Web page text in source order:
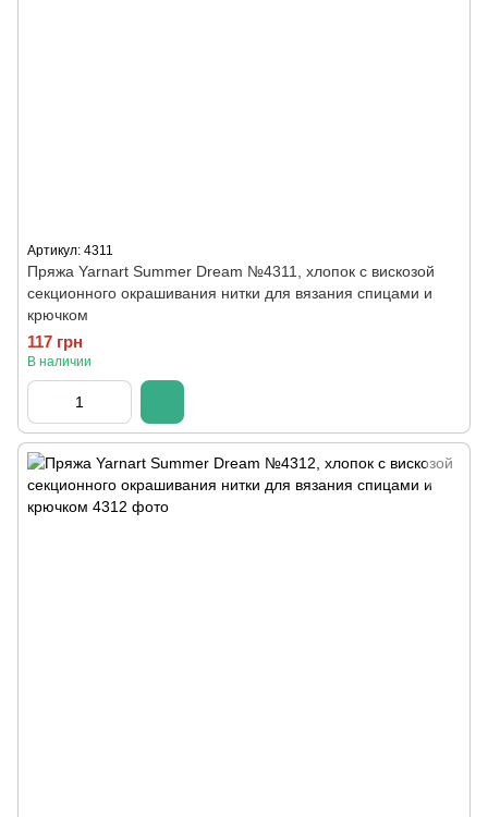
Артикул: 4311
Пряжа Yarnart Summer Dream №4311, хлопок с вискозой
секционного окрашивания нитки для вязания спицами и
крючком
117 грн
В наличии